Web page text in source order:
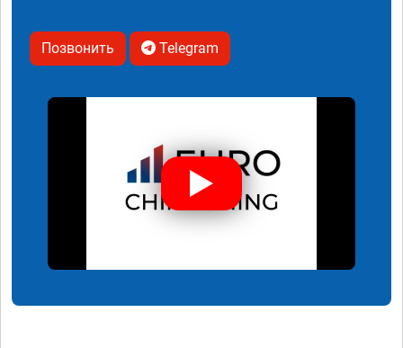
Позвонить Telegram